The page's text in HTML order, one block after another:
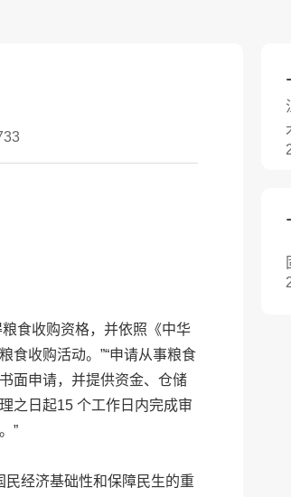
食收购资格，并依照《中华
食收购活动。”“申请从事粮食
面申请，并提供资金、仓储
之日起15 个工作日内完成审
”
经济基础性和保障民生的重